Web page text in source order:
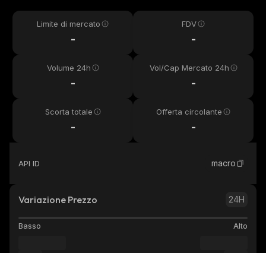
Limite di mercato
-
FDV
-
Volume 24h
-
Vol/Cap Mercato 24h
-
Scorta totale
-
Offerta circolante
-
API ID macro
Variazione Prezzo 24H
Basso Alto